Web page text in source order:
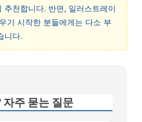
추천합니다. 반면, 일러스트레이
기 시작한 분들에게는 다소 부
니다.
자주 묻는 질문